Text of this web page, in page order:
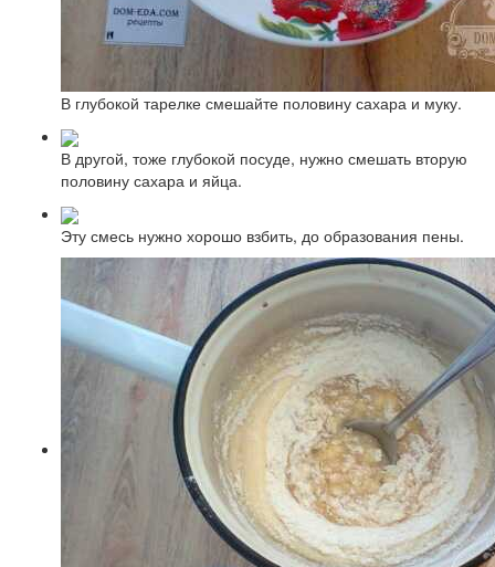
В глубокой тарелке смешайте половину сахара и муку.
В другой, тоже глубокой посуде, нужно смешать вторую
половину сахара и яйца.
Эту смесь нужно хорошо взбить, до образования пены.